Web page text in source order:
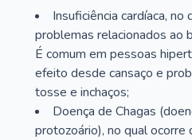
Insuficiência cardíaca,
problemas relacionados ao
É comum em pessoas
efeito desde cansaço e
tosse e inchaços;
Doença de Chagas
protozoário), no qual ocorre